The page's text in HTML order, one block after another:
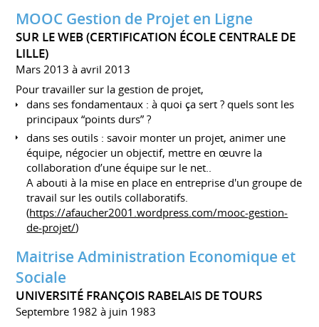
MOOC Gestion de Projet en Ligne
SUR LE WEB (CERTIFICATION ÉCOLE CENTRALE DE
LILLE)
Mars 2013 à avril 2013
Pour travailler sur la gestion de projet,
dans ses fondamentaux : à quoi ça sert ? quels sont les
principaux “points durs” ?
dans ses outils : savoir monter un projet, animer une
équipe, négocier un objectif, mettre en œuvre la
collaboration d’une équipe sur le net..
A abouti à la mise en place en entreprise d'un groupe de
travail sur les outils collaboratifs.
(https://afaucher2001.wordpress.com/mooc-gestion-
de-projet/)
Maitrise Administration Economique et
Sociale
UNIVERSITÉ FRANÇOIS RABELAIS DE TOURS
Septembre 1982 à juin 1983